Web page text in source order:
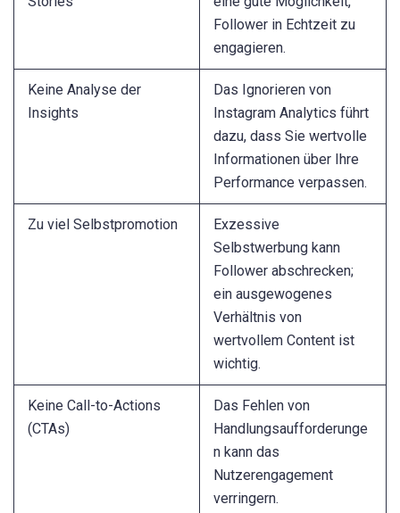
Follower in Echtzeit zu
engagieren.
Keine Analyse der
Insights
Das Ignorieren von
Instagram Analytics führt
dazu, dass Sie wertvolle
Informationen über Ihre
Performance verpassen.
Zu viel Selbstpromotion
Exzessive
Selbstwerbung kann
Follower abschrecken;
ein ausgewogenes
Verhältnis von
wertvollem Content ist
wichtig.
Keine Call-to-Actions
(CTAs)
Das Fehlen von
Handlungsaufforderunge
n kann das
Nutzerengagement
verringern.